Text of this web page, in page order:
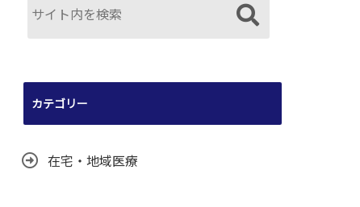
カテゴリー
在宅・地域医療